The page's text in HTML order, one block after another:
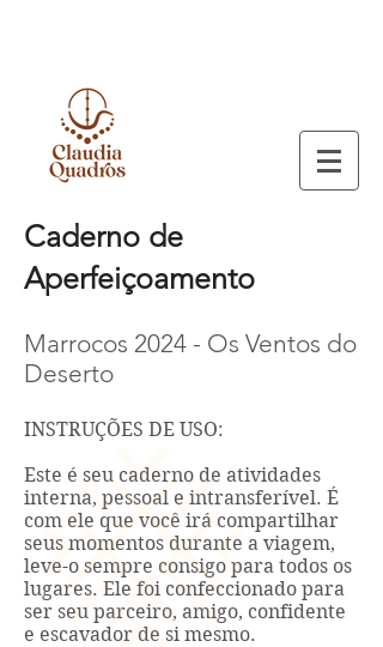
Caderno de
Aperfeiçoamento
Marrocos 2024 - Os Ventos do
Deserto
INSTRUÇÕES DE USO:
Este é seu caderno de atividades
interna, pessoal e intransferível. É
com ele que você irá compartilhar
seus momentos durante a viagem,
leve-o sempre consigo para todos os
lugares. Ele foi confeccionado para
ser seu parceiro, amigo, confidente
e escavador de si mesmo.